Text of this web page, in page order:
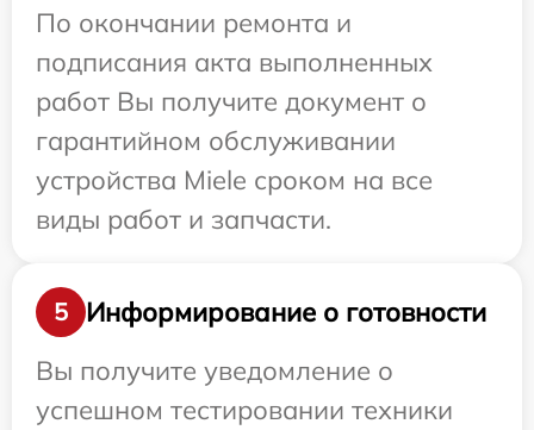
По окончании ремонта и
подписания акта выполненных
работ Вы получите документ о
гарантийном обслуживании
устройства Miele сроком на все
виды работ и запчасти.
5
Информирование о готовности
Вы получите уведомление о
успешном тестировании техники